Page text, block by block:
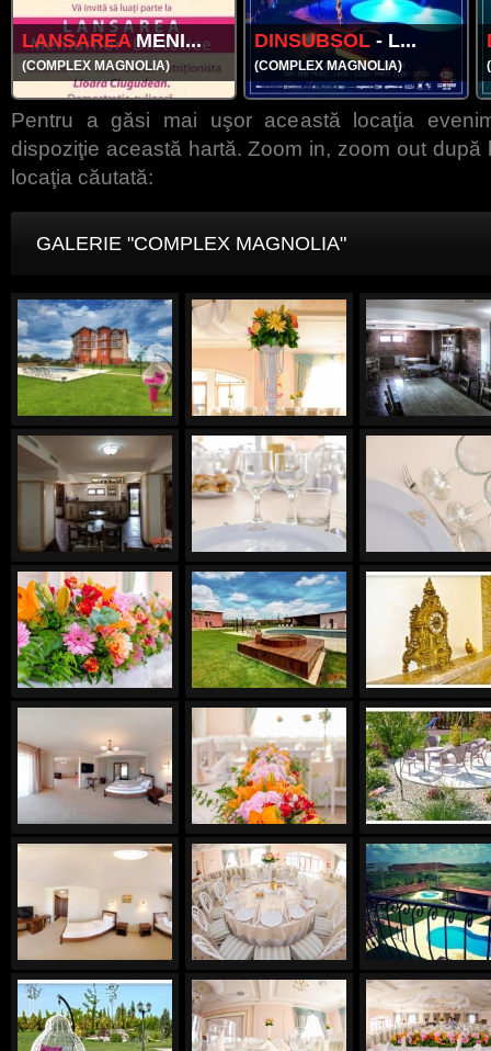
LANSAREAMENI...
(COMPLEX MAGNOLIA)
DINSUBSOL - L...
(COMPLEX MAGNOLIA)
Pentru a găsi mai uşor această locaţia
dispoziţie această hartă. Zoom in, zoom out după
locaţia căutată:
GALERIE "COMPLEX MAGNOLIA"